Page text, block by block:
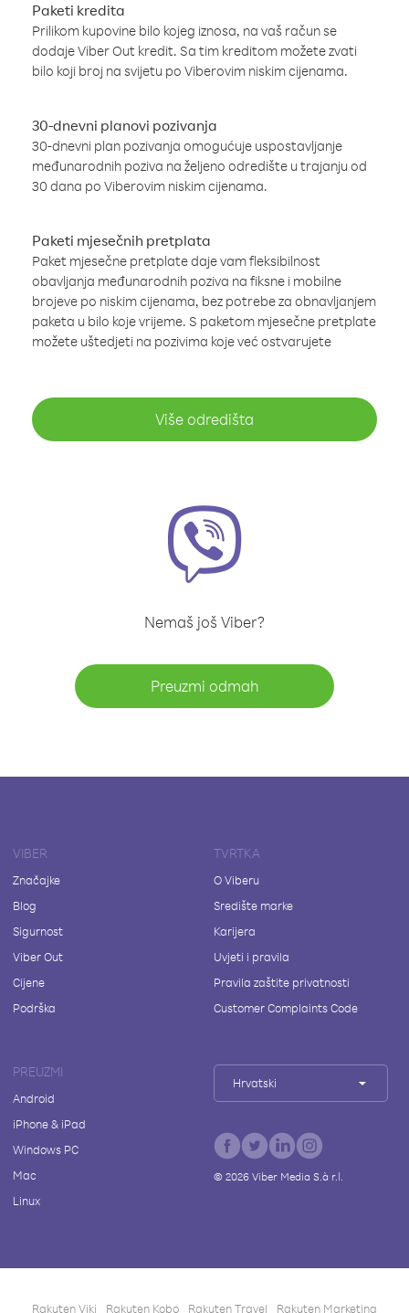
Paketi kredita
Prilikom kupovine bilo kojeg iznosa, na vaš račun se
dodaje Viber Out kredit. Sa tim kreditom možete zvati
bilo koji broj na svijetu po Viberovim niskim cijenama.
30-dnevni planovi pozivanja
30-dnevni plan pozivanja omogućuje uspostavljanje
međunarodnih poziva na željeno odredište u trajanju od
30 dana po Viberovim niskim cijenama.
Paketi mjesečnih pretplata
Paket mjesečne pretplate daje vam fleksibilnost
obavljanja međunarodnih poziva na fiksne i mobilne
brojeve po niskim cijenama, bez potrebe za obnavljanjem
paketa u bilo koje vrijeme. S paketom mjesečne pretplate
možete uštedjeti na pozivima koje već ostvarujete
Više odredišta
Nemaš još Viber?
Preuzmi odmah
VIBER
Značajke
Blog
Sigurnost
Viber Out
Cijene
Podrška
TVRTKA
O Viberu
Središte marke
Karijera
Uvjeti i pravila
Pravila zaštite privatnosti
Customer Complaints Code
PREUZMI
Android
iPhone & iPad
Windows PC
Mac
Linux
Hrvatski
© 2026Viber Media S.à r.l.
Rakuten Viki Rakuten Kobo Rakuten Travel Rakuten Marketing